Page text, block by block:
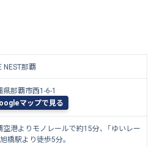
NEST那覇
県那覇市西1-6-1
マップで見る
空港よりモノレールで約15分、「ゆいレー
旭橋駅より徒歩5分。